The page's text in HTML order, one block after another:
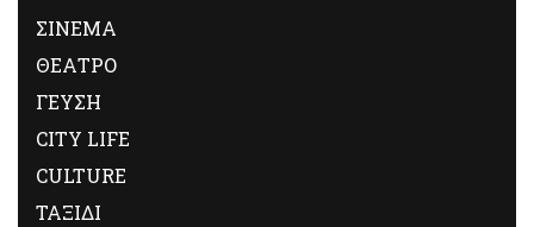
ΣΙΝΕΜΑ
ΘΕΑΤΡΟ
ΓΕΥΣΗ
CITY LIFE
CULTURE
ΤΑΞΙΔΙ